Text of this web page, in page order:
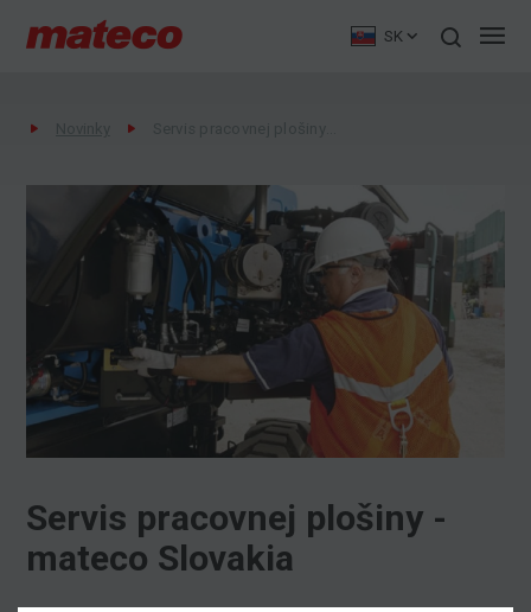
SK
Servis pracovnej plošiny -
mateco Slovakia